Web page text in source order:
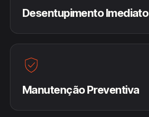
Desentupimento Imediato
Manutenção Preventiva